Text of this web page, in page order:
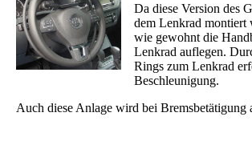
Da diese Version des
dem Lenkrad montiert
wie gewohnt die
Lenkrad auflegen.
Rings zum Lenkrad
Beschleunigung.
Auch diese Anlage wird bei Bremsbetätigung